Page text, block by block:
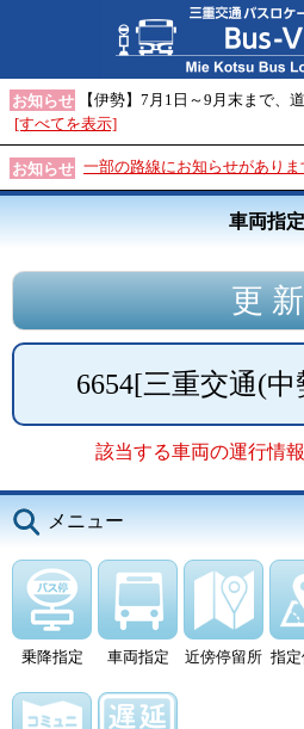
お知らせ
【伊勢】7月1日～9月末まで、
[すべてを表示]
お知らせ 一部の路線にお知らせがありま
車両指定
6654[三重交通(
該当する車両の運行情
メニュー
乗降指定 車両指定 近傍停留所 指